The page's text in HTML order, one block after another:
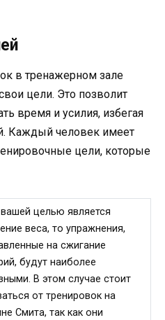
в тренажерном зале
цели. Это позволит
время и усилия, избегая
Каждый человек имеет
цели, которые
вашей целью является
веса, то упражнения,
на сжигание
будут наиболее
В этом случае стоит
от тренировок на
Смита, так как они